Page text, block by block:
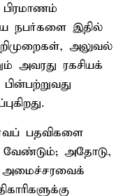
நபர்களை இதில்
அலுவல்
அவரது ரகசியக்
பதவிகளை
வேண்டும்; அதோடு,
அமைச்சரவைக்